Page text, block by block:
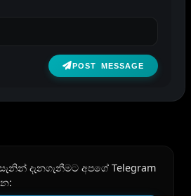
POST MESSAGE
දැනගැනීමට අපගේ Telegram